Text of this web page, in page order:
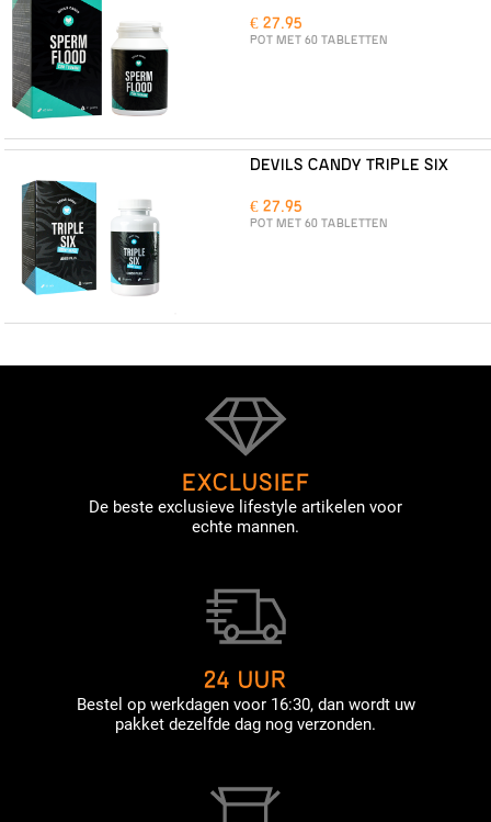
€ 27.95
POT MET 60 TABLETTEN
DEVILS CANDY TRIPLE SIX
€ 27.95
POT MET 60 TABLETTEN
EXCLUSIEF
De beste exclusieve lifestyle artikelen voor
echte mannen.
24 UUR
Bestel op werkdagen voor 16:30, dan wordt uw
pakket dezelfde dag nog verzonden.